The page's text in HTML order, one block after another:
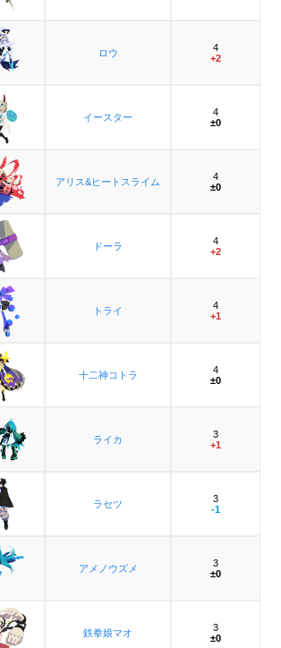
ロウ
4
+2
イースター
4
±0
アリス&ヒートスライム
4
±0
ドーラ
4
+2
トライ
4
+1
十二神コトラ
4
±0
ライカ
3
+1
ラセツ
3
-1
アメノウズメ
3
±0
鉄拳娘マオ
3
±0